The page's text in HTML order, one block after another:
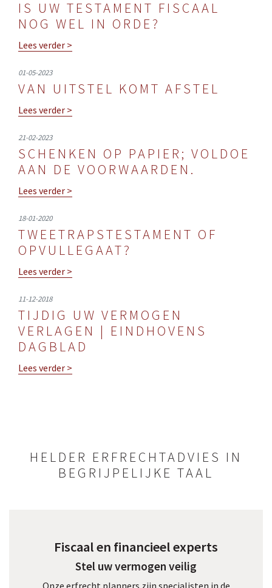
IS UW TESTAMENT FISCAAL
NOG WEL IN ORDE?
Lees verder >
01-05-2023
VAN UITSTEL KOMT AFSTEL
Lees verder >
21-02-2023
SCHENKEN OP PAPIER; VOLDOE
AAN DE VOORWAARDEN.
Lees verder >
18-01-2020
TWEETRAPSTESTAMENT OF
OPVULLEGAAT?
Lees verder >
11-12-2018
TIJDIG UW VERMOGEN
VERLAGEN | EINDHOVENS
DAGBLAD
Lees verder >
HELDER ERFRECHTADVIES IN
BEGRIJPELIJKE TAAL
Fiscaal en financieel experts
Stel uw vermogen veilig
Onze erfrecht planners zijn specialisten in de